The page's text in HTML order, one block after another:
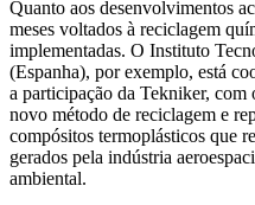
Quanto aos desenvolvimentos
meses voltados à reciclagem
implementadas. O Instituto
(Espanha), por exemplo, está
a participação da Tekniker,
novo método de reciclagem e
compósitos termoplásticos que
gerados pela indústria
ambiental.